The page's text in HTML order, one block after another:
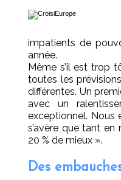
impatients de
année.
Même s’il est trop
toutes les
différentes. Un
avec un
exceptionnel. Nous
s’avère que tant en
20 % de mieux ».
Des